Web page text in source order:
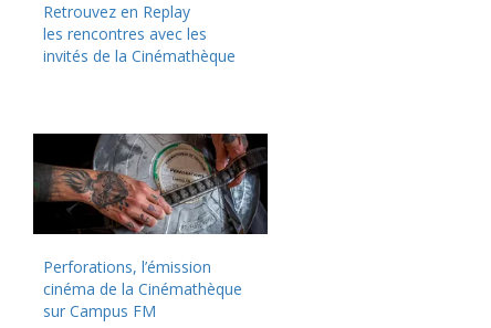
Retrouvez en Replay
les rencontres avec les
invités de la Cinémathèque
Perforations, l’émission
cinéma de la Cinémathèque
sur Campus FM